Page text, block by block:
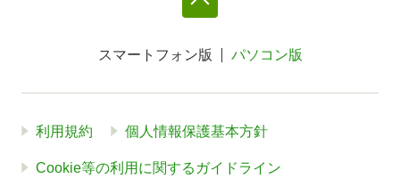
スマートフォン版 パソコン版
利用規約 個人情報保護基本方針
Cookie等の利用に関するガイドライン